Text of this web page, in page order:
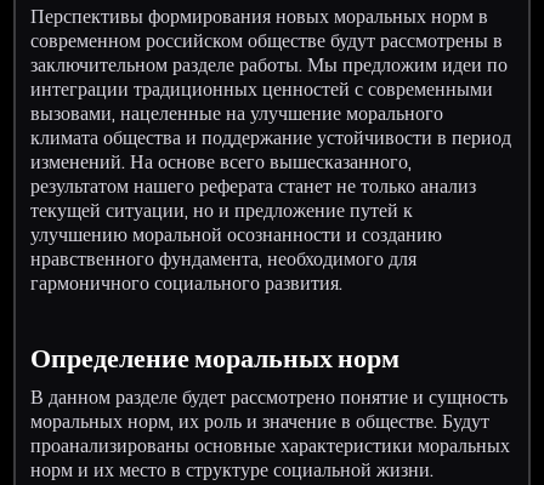
Перспективы формирования новых моральных норм в
современном российском обществе будут рассмотрены в
заключительном разделе работы. Мы предложим идеи по
интеграции традиционных ценностей с современными
вызовами, нацеленные на улучшение морального
климата общества и поддержание устойчивости в период
изменений. На основе всего вышесказанного,
результатом нашего реферата станет не только анализ
текущей ситуации, но и предложение путей к
улучшению моральной осознанности и созданию
нравственного фундамента, необходимого для
гармоничного социального развития.
Определение моральных норм
В данном разделе будет рассмотрено понятие и сущность
моральных норм, их роль и значение в обществе. Будут
проанализированы основные характеристики моральных
норм и их место в структуре социальной жизни.